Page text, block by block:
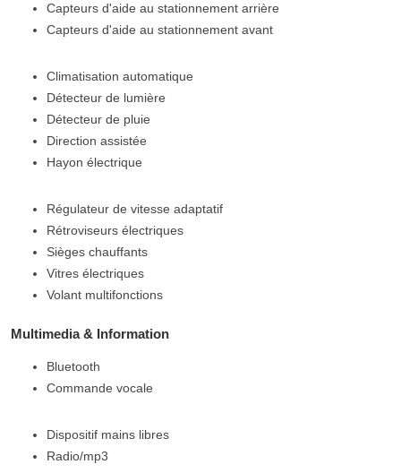
Capteurs d'aide au stationnement arrière
Capteurs d'aide au stationnement avant
Climatisation automatique
Détecteur de lumière
Détecteur de pluie
Direction assistée
Hayon électrique
Régulateur de vitesse adaptatif
Rétroviseurs électriques
Sièges chauffants
Vitres électriques
Volant multifonctions
Multimedia & Information
Bluetooth
Commande vocale
Dispositif mains libres
Radio/mp3